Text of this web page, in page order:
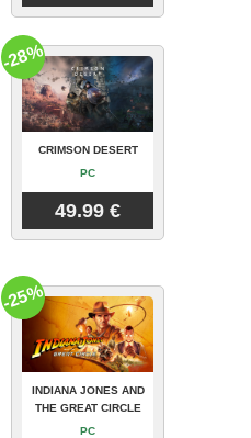
CRIMSON DESERT
PC
49.99 €
-28%
INDIANA JONES AND
THE GREAT CIRCLE
PC
-25%